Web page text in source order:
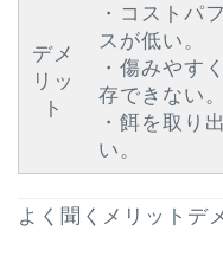
デメ
リッ
ト
・コストパ
スが低い。
・傷みやす
存できない。
・餌を取り
い。
よく聞くメリットデ